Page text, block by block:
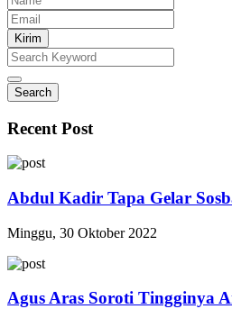
Kirim
Search
Recent Post
Abdul Kadir Tapa Gelar
Minggu, 30 Oktober 2022
Agus Aras Soroti Tingginya